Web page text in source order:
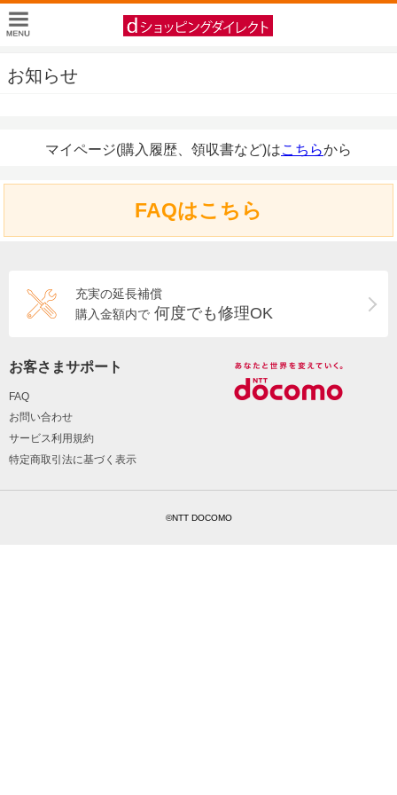
お知らせ
マイページ(購入履歴、領収書など)はこちらから
FAQはこちら
充実の延長補償
購入金額内で 何度でも修理OK
お客さまサポート
FAQ
お問い合わせ
サービス利用規約
特定商取引法に基づく表示
©NTT DOCOMO